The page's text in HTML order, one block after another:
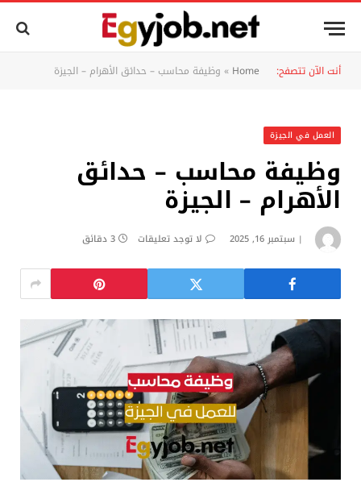
أنت الآن تتصفح: Home
» وظيفة محاسب – حدائق الأهرام – الجيزة
العمل في الجيزة
وظيفة محاسب – حدائق
الأهرام – الجيزة
سبتمبر 16, 2025 لا توجد تعليقات 3 دقائق